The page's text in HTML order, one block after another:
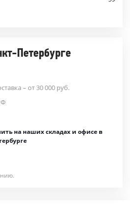
Петербурге
– от 30 000 руб.
на наших складах и офисе в